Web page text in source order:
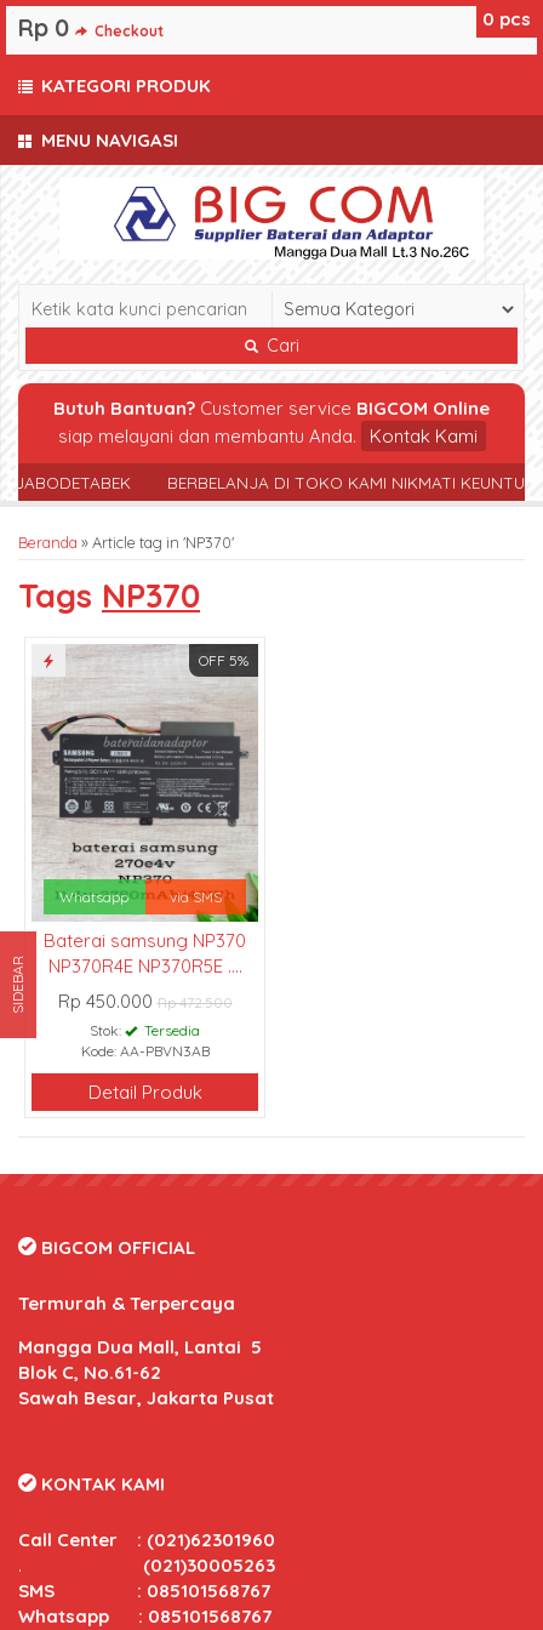
MENU NAVIGASI
Cari
Butuh Bantuan? Customer service BIGCOM Online
siap melayani dan membantu Anda.
Kontak Kami
JABODETABEK BERBELANJA DI TOKO KAMI NIKMATI
Beranda »Article tag in 'NP370'
Tags NP370
OFF 5%
Whatsapp via SMS
Baterai samsung NP370
NP370R4E NP370R5E ....
Rp 450.000Rp 472.500
Stok:
Tersedia
Kode: AA-PBVN3AB
Detail Produk
0 pcs
Rp 0 Checkout
KATEGORI PRODUK
SIDEBAR
BIGCOM OFFICIAL
Termurah & Terpercaya
Mangga Dua Mall, Lantai 5
Blok C, No.61-62
Sawah Besar, Jakarta Pusat
KONTAK KAMI
Call Center : (021)62301960
. (021)30005263
SMS : 085101568767
Whatsapp : 085101568767